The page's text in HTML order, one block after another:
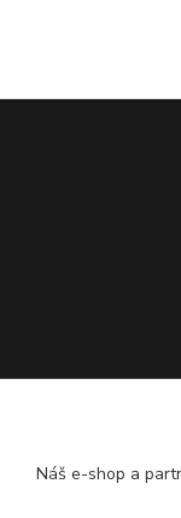
Náš e-shop a